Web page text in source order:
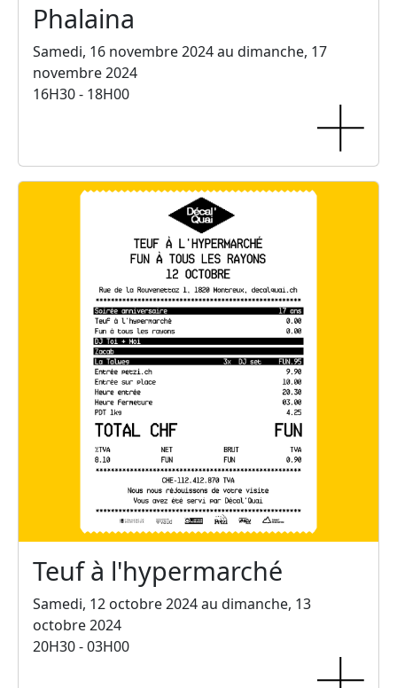
Phalaina
Samedi, 16 novembre 2024 au dimanche, 17
novembre 2024
16H30 - 18H00
Teuf à l'hypermarché
Samedi, 12 octobre 2024 au dimanche, 13
octobre 2024
20H30 - 03H00